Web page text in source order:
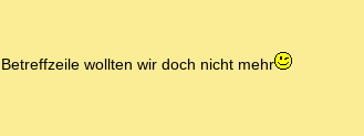
wollten wir doch nicht mehr